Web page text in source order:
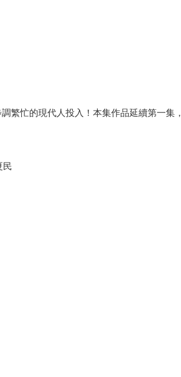
繁忙的現代人投入！本集作品延續第一
民